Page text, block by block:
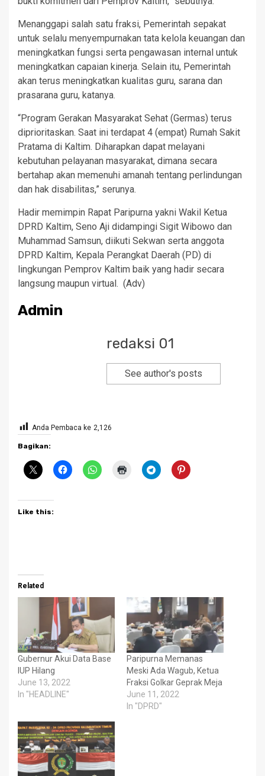
Menanggapi salah satu fraksi, Pemerintah sepakat
untuk selalu menyempurnakan tata kelola keuangan dan
meningkatkan fungsi serta pengawasan internal untuk
meningkatkan capaian kinerja. Selain itu, Pemerintah
akan terus meningkatkan kualitas guru, sarana dan
prasarana guru, katanya.
“Program Gerakan Masyarakat Sehat (Germas) terus
diprioritaskan. Saat ini terdapat 4 (empat) Rumah Sakit
Pratama di Kaltim. Diharapkan dapat melayani
kebutuhan pelayanan masyarakat, dimana secara
bertahap akan memenuhi amanah tentang perlindungan
dan hak disabilitas,” serunya.
Hadir memimpin Rapat Paripurna yakni Wakil Ketua
DPRD Kaltim, Seno Aji didampingi Sigit Wibowo dan
Muhammad Samsun, diikuti Sekwan serta anggota
DPRD Kaltim, Kepala Perangkat Daerah (PD) di
lingkungan Pemprov Kaltim baik yang hadir secara
langsung maupun virtual. (Adv)
Admin
redaksi 01
See author's posts
Anda Pembaca ke 2,126
Bagikan:
Like this:
Related
Gubernur Akui Data Base
IUP Hilang
June 13, 2022
In "HEADLINE"
Paripurna Memanas
Meski Ada Wagub, Ketua
Fraksi Golkar Geprak Meja
June 11, 2022
In "DPRD"